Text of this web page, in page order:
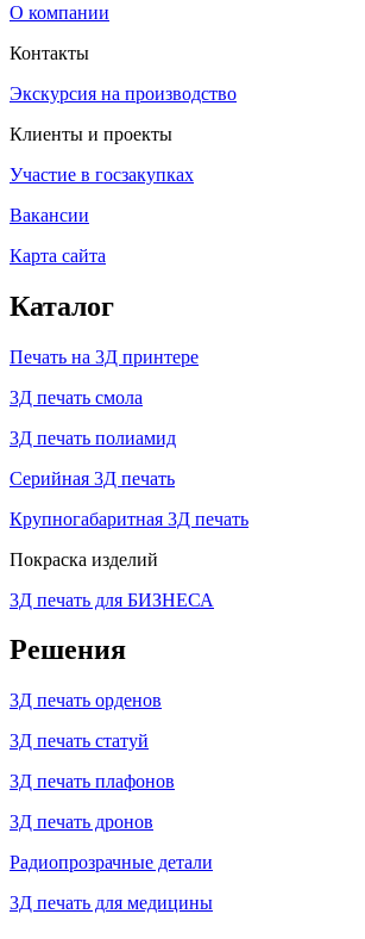
О компании
Контакты
Экскурсия на производство
Клиенты и проекты
Участие в госзакупках
Вакансии
Карта сайта
Каталог
Печать на 3Д принтере
3Д печать смола
3Д печать полиамид
Серийная 3Д печать
Крупногабаритная 3Д печать
Покраска изделий
3Д печать для БИЗНЕСА
Решения
3Д печать орденов
3Д печать статуй
3Д печать плафонов
3Д печать дронов
Радиопрозрачные детали
3Д печать для медицины